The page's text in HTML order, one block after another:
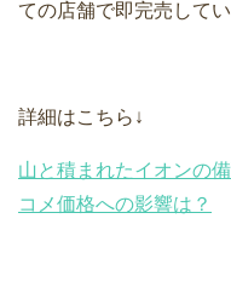
ての店舗で即完売して
詳細はこちら↓
山と積まれたイオンの
コメ価格への影響は？